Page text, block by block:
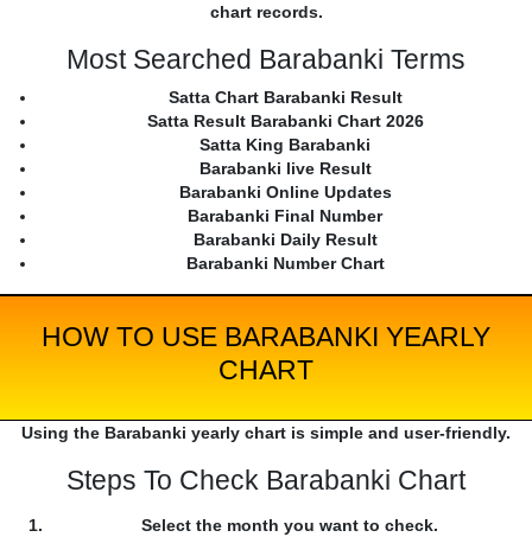
chart records.
Most Searched Barabanki Terms
Satta Chart Barabanki Result
Satta Result Barabanki Chart 2026
Satta King Barabanki
Barabanki live Result
Barabanki Online Updates
Barabanki Final Number
Barabanki Daily Result
Barabanki Number Chart
HOW TO USE BARABANKI YEARLY
CHART
Using the Barabanki yearly chart is simple and user-friendly.
Steps To Check Barabanki Chart
Select the month you want to check.